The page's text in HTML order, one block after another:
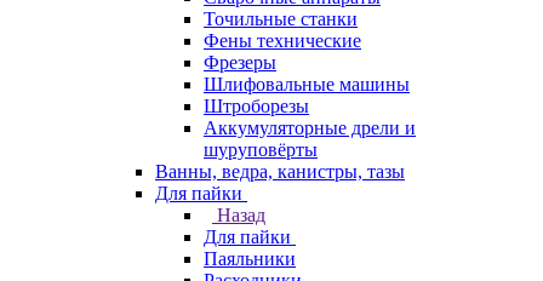
Точильные станки
Фены технические
Фрезеры
Шлифовальные машины
Штроборезы
Аккумуляторные дрели и
шуруповёрты
Ванны, ведра, канистры, тазы
Для пайки
Назад
Для пайки
Паяльники